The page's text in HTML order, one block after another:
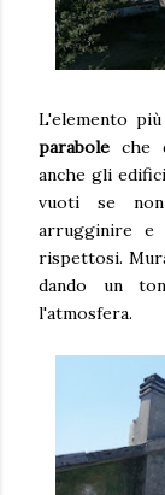
L'elemento
parabole che
anche gli
vuoti se
arrugginire e
rispettosi.
dando un
l'atmosfera.